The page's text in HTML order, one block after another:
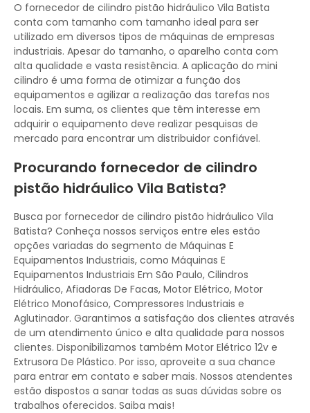
O fornecedor de cilindro pistão hidráulico Vila Batista
conta com tamanho com tamanho ideal para ser
utilizado em diversos tipos de máquinas de empresas
industriais. Apesar do tamanho, o aparelho conta com
alta qualidade e vasta resistência. A aplicação do mini
cilindro é uma forma de otimizar a função dos
equipamentos e agilizar a realização das tarefas nos
locais. Em suma, os clientes que têm interesse em
adquirir o equipamento deve realizar pesquisas de
mercado para encontrar um distribuidor confiável.
Procurando fornecedor de cilindro
pistão hidráulico Vila Batista?
Busca por fornecedor de cilindro pistão hidráulico Vila
Batista? Conheça nossos serviços entre eles estão
opções variadas do segmento de Máquinas E
Equipamentos Industriais, como Máquinas E
Equipamentos Industriais Em São Paulo, Cilindros
Hidráulico, Afiadoras De Facas, Motor Elétrico, Motor
Elétrico Monofásico, Compressores Industriais e
Aglutinador. Garantimos a satisfação dos clientes através
de um atendimento único e alta qualidade para nossos
clientes. Disponibilizamos também Motor Elétrico 12v e
Extrusora De Plástico. Por isso, aproveite a sua chance
para entrar em contato e saber mais. Nossos atendentes
estão dispostos a sanar todas as suas dúvidas sobre os
trabalhos oferecidos. Saiba mais!